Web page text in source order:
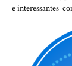
e interessantes